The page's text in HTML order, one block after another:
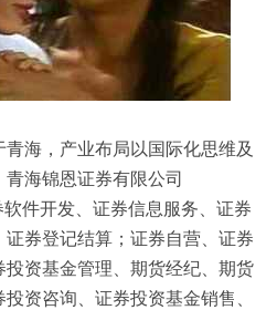
海，产业布局以国际化思维及
海锦恩证券有限公司
件开发、证券信息服务、证券
券登记结算；证券自营、证券
资基金管理、期货经纪、期货
资咨询、证券投资基金销售、